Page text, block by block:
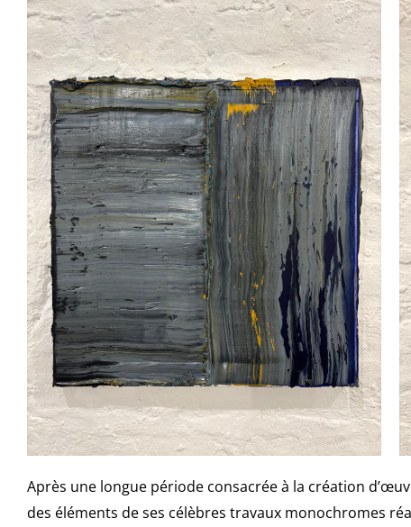
Après une longue période consacrée à la création
des éléments de ses célèbres travaux monochromes